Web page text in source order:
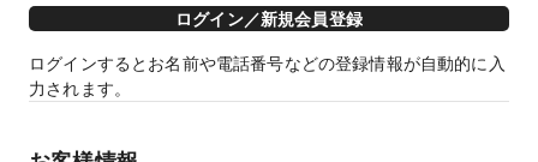
ログイン／新規会員登録
ログインするとお名前や電話番号などの登録情報が自動的に入
力されます。